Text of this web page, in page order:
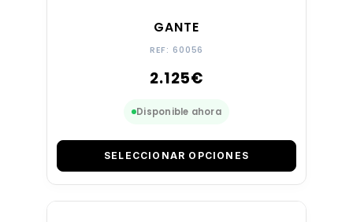
GANTE
REF: 60056
2.125€
Disponible ahora
SELECCIONAR OPCIONES